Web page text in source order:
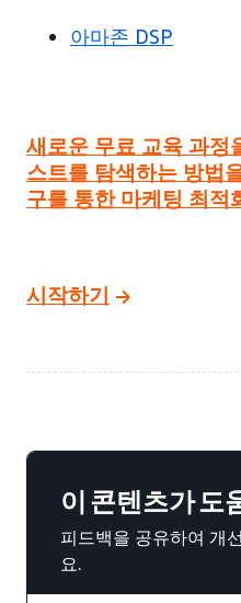
아마존 DSP
새로운 무료 교육 과정
스트를 탐색하는 방법
구를 통한 마케팅 최적
시작하기
이 콘텐츠가 도
피드백을 공유하여 개
요.